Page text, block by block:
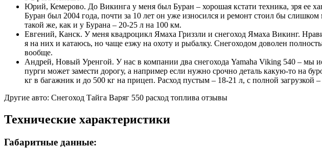
Юрий, Кемерово. До Викинга у меня был Буран – хорошая кстати техника, зря
Буран был 2004 года, почти за 10 лет он уже износился и ремонт стоил бы
такой же, как и у Бурана – 20-25 л на 100 км.
Евгений, Канск. У меня квадроцикл Ямаха Гриззли и снегоход Ямаха Викинг.
я на них и катаюсь, но чаще езжу на охоту и рыбалку. Снегоходом доволен
вообще.
Андрей, Новый Уренгой. У нас в компании два снегохода Yamaha Viking 540 – мы
пурги может замести дорогу, а например если нужно срочно деталь какую-то на
кг в багажник и до 500 кг на прицеп. Расход пустым – 18-21 л, с полной загрузкой –
Другие авто: Снегоход Тайга Варяг 550 расход топлива отзывы
Технические характеристики
Габаритные данные: